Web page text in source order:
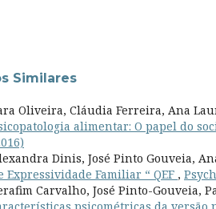
Similares
Oliveira, Cláudia Ferreira, Ana
alimentar: O papel do
Dinis, José Pinto Gouveia,
Expressividade Familiar “ QEF ,
Carvalho, José Pinto-Gouveia,